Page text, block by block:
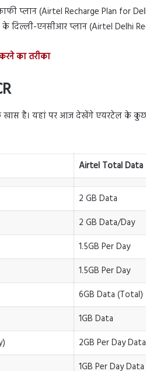
प्लान (Airtel Recharge Plan for
एनसीआर प्लान (Airtel Delhi
का तरीका
है। यहां पर आज देखेंगे एयरटेल के कुछ
Airtel Total Data
2 GB Data
2 GB Data/Day
1.5GB Per Day
1.5GB Per Day
6GB Data (Total)
1GB Data
2GB Per Day Data
1GB Per Day Data